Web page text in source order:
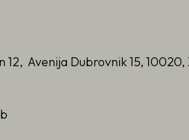
12, Avenija Dubrovnik 15, 10020,